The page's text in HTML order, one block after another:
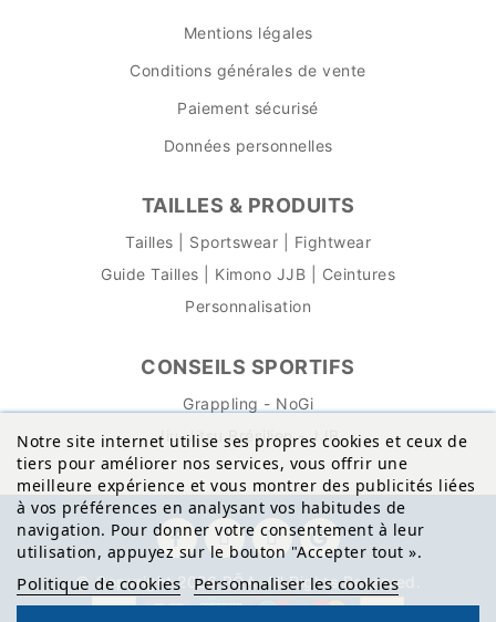
Mentions légales
Conditions générales de vente
Paiement sécurisé
Données personnelles
TAILLES & PRODUITS
Tailles | Sportswear | Fightwear
Guide Tailles | Kimono JJB | Ceintures
Personnalisation
CONSEILS SPORTIFS
Grappling - NoGi
Jiu-Jitsu Brésilien - JJB
Notre site internet utilise ses propres cookies et ceux de
tiers pour améliorer nos services, vous offrir une
meilleure expérience et vous montrer des publicités liées
à vos préférences en analysant vos habitudes de
navigation. Pour donner votre consentement à leur
utilisation, appuyez sur le bouton "Accepter tout ».
Politique de cookies Personnaliser les cookies
© Copyright 2026 BŌA. All Rights Reserved.